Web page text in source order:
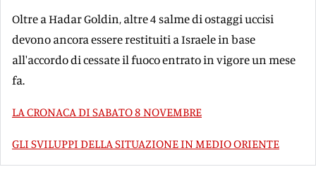
Oltre a Hadar Goldin, altre 4 salme di ostaggi uccisi
devono ancora essere restituiti a Israele in base
all'accordo di cessate il fuoco entrato in vigore un mese
fa.
LA CRONACA DI SABATO 8 NOVEMBRE
GLI SVILUPPI DELLA SITUAZIONE IN MEDIO ORIENTE